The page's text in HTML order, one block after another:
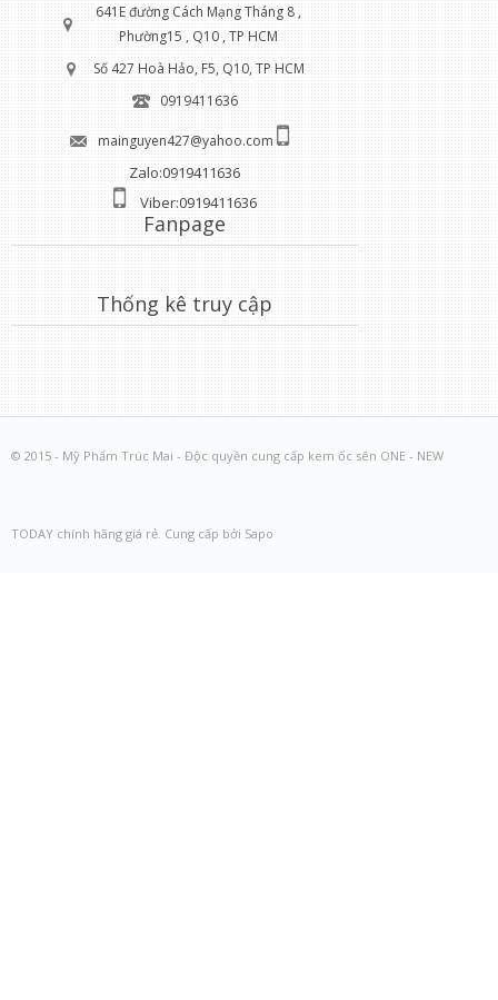
641E đường Cách Mạng Tháng 8 ,
Phường15 , Q10 , TP HCM
Số 427 Hoà Hảo, F5, Q10, TP HCM
0919411636
mainguyen427@yahoo.com
Zalo:0919411636
Viber:0919411636
Fanpage
Thống kê truy cập
© 2015 - Mỹ Phẩm Trúc Mai - Độc quyền cung cấp kem ốc sên ONE - NEW
TODAY chính hãng giá rẻ. Cung cấp bởi Sapo